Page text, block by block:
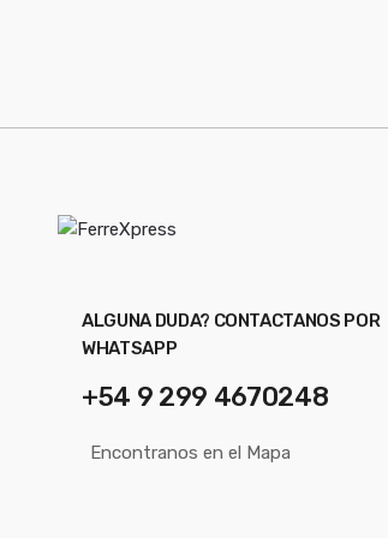
ALGUNA DUDA? CONTACTANOS POR
WHATSAPP
+54 9 299 4670248
Encontranos en el Mapa